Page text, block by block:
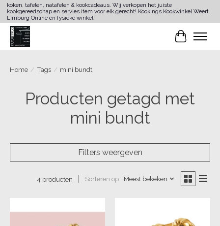
koken, tafelen, natafelen & kookcadeaus. Wij verkopen het juiste
kookgereedschap en servies item voor elk gerecht! Kookings Kookwinkel Weert
Limburg Online en fysieke winkel!
Home / Tags / mini bundt
Producten getagd met
mini bundt
Filters weergeven
4 producten Sorteren op Meest bekeken